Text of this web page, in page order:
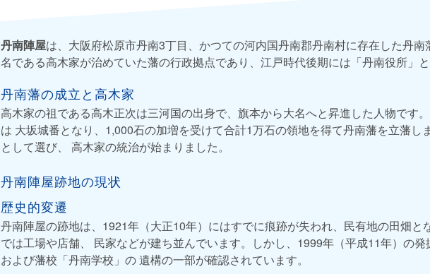
丹南陣屋は、大阪府松原市丹南3丁目、かつての河内国丹南郡丹南村に存在した丹南
名である高木家が治めていた藩の行政拠点であり、江戸時代後期には「丹南役所」と
丹南藩の成立と高木家
高木家の祖である高木正次は三河国の出身で、旗本から大名へと昇進した人物です
は 大坂城番となり、1,000石の加増を受けて合計1万石の領地を得て丹南藩を立藩し
として選び、 高木家の統治が始まりました。
丹南陣屋跡地の現状
歴史的変遷
丹南陣屋の跡地は、1921年（大正10年）にはすでに痕跡が失われ、民有地の田畑と
では工場や店舗、 民家などが建ち並んでいます。しかし、1999年（平成11年）の
および藩校「丹南学校」の 遺構の一部が確認されています。